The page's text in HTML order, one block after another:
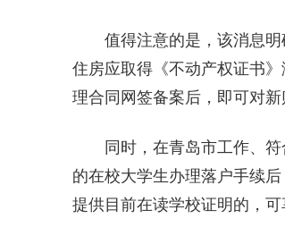
值得注意的是，该消息
住房应取得《不动产权证书
理合同网签备案后，即可对新
同时，在青岛市工作、
的在校大学生办理落户手续
提供目前在读学校证明的，可